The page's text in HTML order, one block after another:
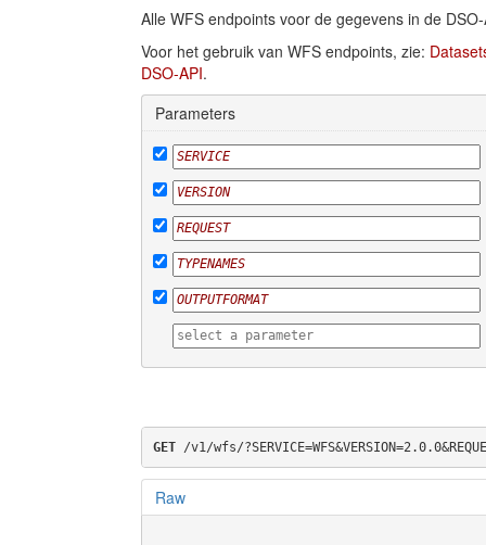
Alle WFS endpoints voor de gegevens in de
Voor het gebruik van WFS endpoints, zie:
DSO-API.
Parameters
GET /v1/wfs/
Raw